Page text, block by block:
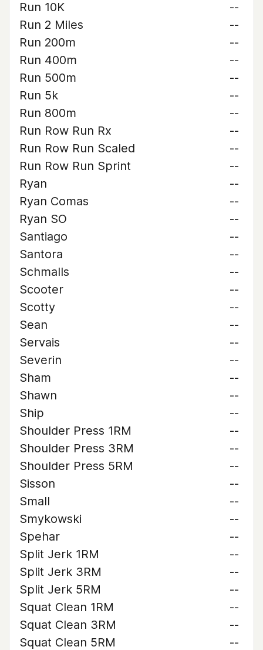
Run 10K
--
Run 2 Miles
--
Run 200m
--
Run 400m
--
Run 500m
--
Run 5k
--
Run 800m
--
Run Row Run Rx
--
Run Row Run Scaled
--
Run Row Run Sprint
--
Ryan
--
Ryan Comas
--
Ryan SO
--
Santiago
--
Santora
--
Schmalls
--
Scooter
--
Scotty
--
Sean
--
Servais
--
Severin
--
Sham
--
Shawn
--
Ship
--
Shoulder Press 1RM
--
Shoulder Press 3RM
--
Shoulder Press 5RM
--
Sisson
--
Small
--
Smykowski
--
Spehar
--
Split Jerk 1RM
--
Split Jerk 3RM
--
Split Jerk 5RM
--
Squat Clean 1RM
--
Squat Clean 3RM
--
Squat Clean 5RM
--